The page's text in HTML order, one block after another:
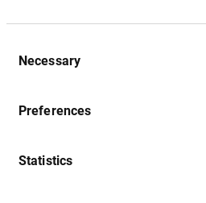
Selection
Necessary
Preferences
Statistics
Neue Pop-up-Dialoge
Navigation zu vereinfachen: